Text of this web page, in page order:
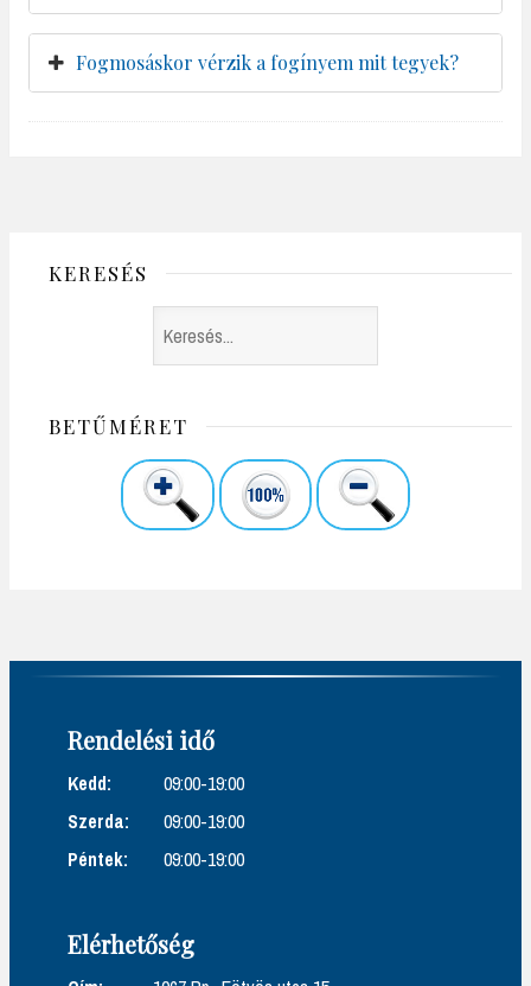
Fogmosáskor vérzik a fogínyem mit tegyek?
KERESÉS
Search
BETŰMÉRET
Rendelési idő
Kedd:
09:00-19:00
Szerda:
09:00-19:00
Péntek:
09:00-19:00
Elérhetőség